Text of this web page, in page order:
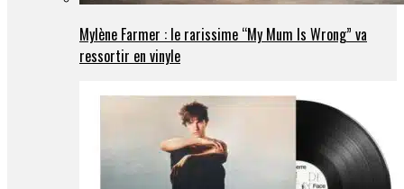
Mylène Farmer : le rarissime “My Mum Is Wrong” va
ressortir en vinyle